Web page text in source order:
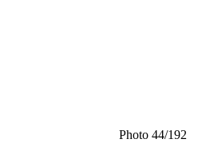
Photo 44/192